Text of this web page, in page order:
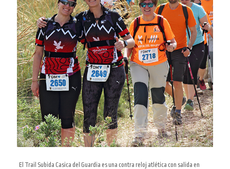
El Trail Subida Casica del Guardia es una contra reloj atlética con salida en